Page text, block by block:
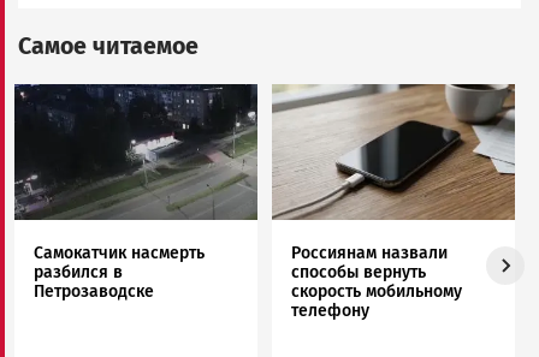
Самое читаемое
Image
Самокатчик насмерть
разбился в
Петрозаводске
Image
Россиянам назвали
способы вернуть
скорость мобильному
телефону